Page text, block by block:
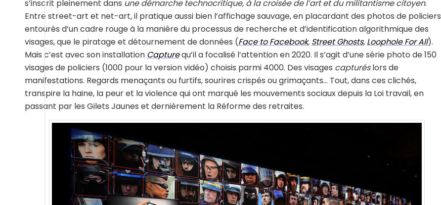
s’inscrit pleinement dans une démarche technocritique, à la croisée de l’art et du militantisme citoyen.
Entre street-art et net-art, il pratique aussi bien l’affichage sauvage, en placardant des photos de policiers
entourés d’un cadre rouge à la manière du processus de recherche et d’identification algorithmique des
visages, que le piratage et détournement de données (Face to Facebook, Street Ghosts, Loophole For All).
Mais c’est avec son installation Capturequ’il a focalisé l’attention en 2020. Il s’agit d’une série photo de 150
visages de policiers (1000 pour la version vidéo) choisis parmi 4000. Des visages capturéslors de
manifestations. Regards menaçants ou furtifs, sourires crispés ou grimaçants… Tout, dans ces clichés,
transpire la haine, la peur et la violence qui ont marqué les mouvements sociaux depuis la Loi travail, en
passant par les Gilets Jaunes et dernièrement la Réforme des retraites.